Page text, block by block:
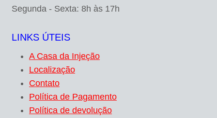
Segunda - Sexta: 8h às 17h
LINKS ÚTEIS
A Casa da Injeção
Localização
Contato
Política de Pagamento
Política de devolução